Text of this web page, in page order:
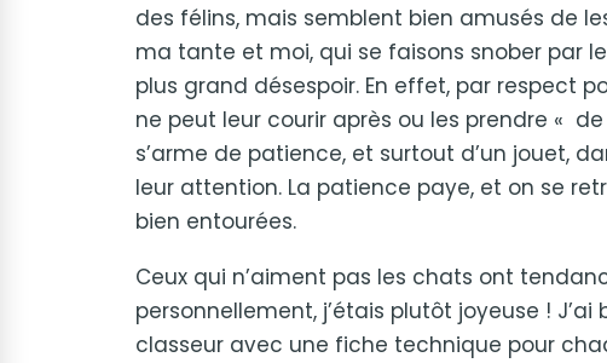
des félins, mais semblent bien amusés de
ma tante et moi, qui se faisons snober par
plus grand désespoir. En effet, par respect
ne peut leur courir après ou les prendre « de
s’arme de patience, et surtout d’un jouet,
leur attention. La patience paye, et on se
bien entourées.
Ceux qui n’aiment pas les chats ont
personnellement, j’étais plutôt joyeuse !
classeur avec une fiche technique pour